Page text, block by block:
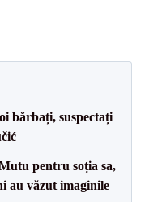
bărbați, suspectați
pentru soția sa,
au văzut imaginile